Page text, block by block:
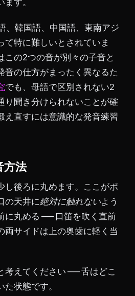
、韓国語、中国語、東南アジ
て特に難しいとされていま
この2つの音が別々の子音と
音の仕方がまったく異なるた
でも、母語で区別されない2
り聞き分けられないことが確
え直すには意識的な発音練習
方法
し後ろに丸めます。ここがポ
の天井に絶対に触れないよう
に丸める ── 口笛を吹く直前
両サイドは上の奥歯に軽く当
考えてください ── 舌はどこ
状態です。